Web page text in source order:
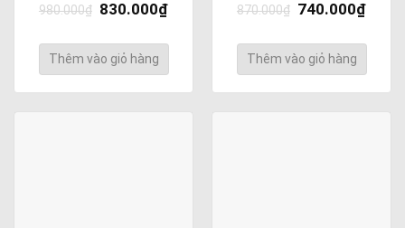
980.000₫ 830.000₫
Thêm vào giỏ hàng
870.000₫ 740.000₫
Thêm vào giỏ hàng